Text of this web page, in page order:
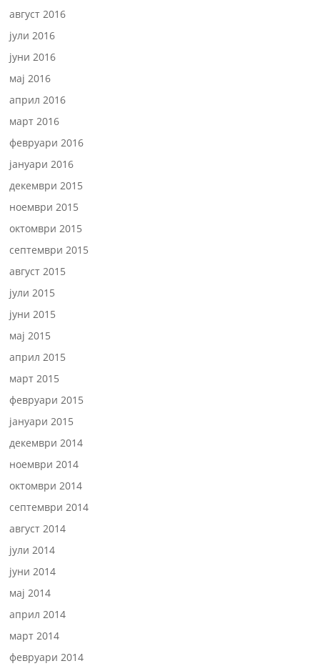
август 2016
јули 2016
јуни 2016
мај 2016
април 2016
март 2016
февруари 2016
јануари 2016
декември 2015
ноември 2015
октомври 2015
септември 2015
август 2015
јули 2015
јуни 2015
мај 2015
април 2015
март 2015
февруари 2015
јануари 2015
декември 2014
ноември 2014
октомври 2014
септември 2014
август 2014
јули 2014
јуни 2014
мај 2014
април 2014
март 2014
февруари 2014